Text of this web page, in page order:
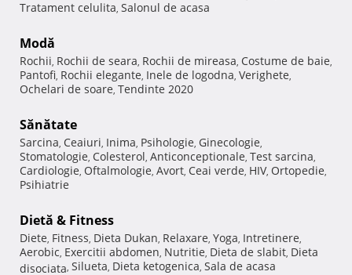
Tratament celulita, Salonul de acasa
Modă
Rochii, Rochii de seara, Rochii de mireasa, Costume de baie,
Pantofi, Rochii elegante, Inele de logodna, Verighete,
Ochelari de soare, Tendinte 2020
Sănătate
Sarcina, Ceaiuri, Inima, Psihologie, Ginecologie,
Stomatologie, Colesterol, Anticonceptionale, Test sarcina,
Cardiologie, Oftalmologie, Avort, Ceai verde, HIV, Ortopedie,
Psihiatrie
Dietă & Fitness
Diete, Fitness, Dieta Dukan, Relaxare, Yoga, Intretinere,
Aerobic, Exercitii abdomen, Nutritie, Dieta de slabit, Dieta
disociata, Silueta, Dieta ketogenica, Sala de acasa